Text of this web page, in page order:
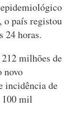
o país registou
24 horas.
milhões de
novo
incidência de
100 mil